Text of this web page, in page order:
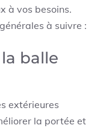
à vos besoins.
à suivre :
balle
extérieures
la portée et